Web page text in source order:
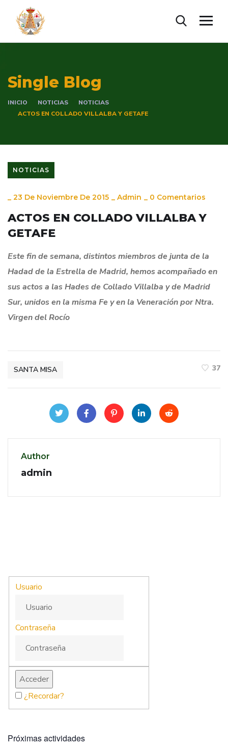
Single Blog
INICIO NOTICIAS
NOTICIAS
ACTOS EN COLLADO VILLALBA Y GETAFE
NOTICIAS
23 De Noviembre De 2015 Admin 0 Comentarios
ACTOS EN COLLADO VILLALBA Y
GETAFE
Este fin de semana, distintos miembros de junta de la
Hadad de la Estrella de Madrid, hemos acompañado en
sus actos a las Hades de Collado Villalba y de Madrid
Sur, unidos en la misma Fe y en la Veneración porNtra.
Virgen del Rocío
SANTA MISA 37
Author
admin
Usuario
Contraseña
¿Recordar?
Próximas actividades